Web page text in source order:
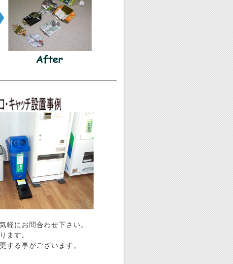
にお問合わせ下さい。
す。
る事がございます。